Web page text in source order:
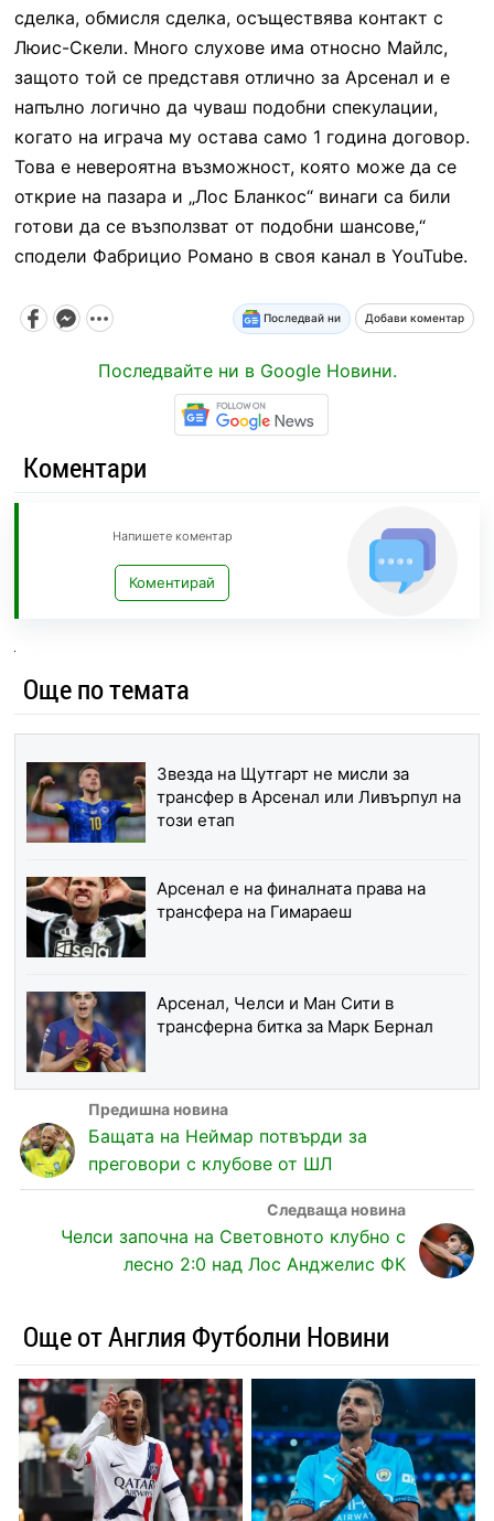
сделка, обмисля сделка, осъществява контакт с
Люис-Скели. Много слухове има относно Майлс,
защото той се представя отлично за Арсенал и е
напълно логично да чуваш подобни спекулации,
когато на играча му остава само 1 година договор.
Това е невероятна възможност, която може да се
открие на пазара и „Лос Бланкос“ винаги са били
готови да се възползват от подобни шансове,“
сподели Фабрицио Романо в своя канал в YouTube.
Последвай ни Добави коментар
Последвайте ни в Google Новини.
Коментари
Напишете коментар
Коментирай
Още по темата
Звезда на Щутгарт не мисли за
трансфер в Арсенал или Ливърпул на
този етап
Арсенал е на финалната права на
трансфера на Гимараеш
Арсенал, Челси и Ман Сити в
трансферна битка за Марк Бернал
Бащата на Неймар потвърди за
преговори с клубове от ШЛ
Челси започна на Световното клубно с
лесно 2:0 над Лос Анджелис ФК
Още от Англия Футболни Новини